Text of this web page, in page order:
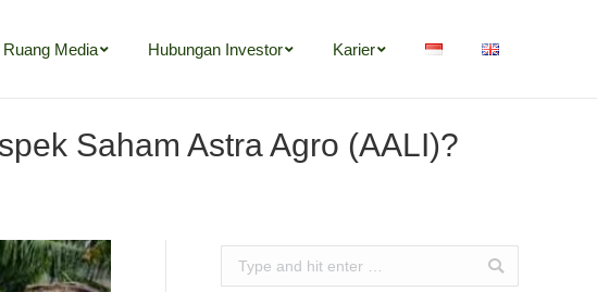
Ruang Media Hubungan Investor Karier
Saham Astra Agro (AALI)?
Search: